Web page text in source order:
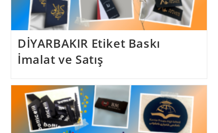
DİYARBAKIR Etiket Baskı
İmalat ve Satış